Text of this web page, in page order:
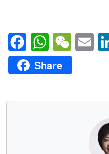
FacebookWhatsAppWeChatEmail
Share